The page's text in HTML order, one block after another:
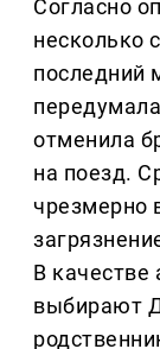
Согласно
несколько
последний
отменила
на поезд.
чрезмерно
В качестве
выбирают